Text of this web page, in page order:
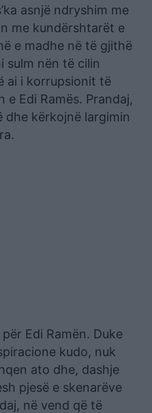
asnjë ndryshim me
me kundërshtarët e
e madhe në të gjithë
sulm nën të cilin
ai i korrupsionit të
e Edi Ramës. Prandaj,
dhe kërkojnë largimin
Edi Ramën. Duke
kudo, nuk
ato dhe, dashje
pjesë e skenarëve
në vend që të